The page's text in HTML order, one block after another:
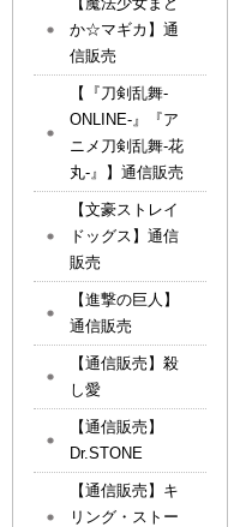
か☆マギカ】通
信販売
【『刀剣乱舞-
ONLINE-』『ア
ニメ刀剣乱舞-花
丸-』】通信販売
【文豪ストレイ
ドッグス】通信
販売
【進撃の巨人】
通信販売
【通信販売】殺
し愛
【通信販売】
Dr.STONE
【通信販売】キ
リング・ストー